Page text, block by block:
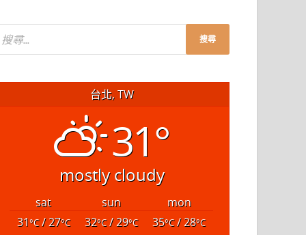
台北, TW
31°
mostly cloudy
sat sun
mon
31°C/ 27°C 32°C/ 29°C 35°C/ 28°C